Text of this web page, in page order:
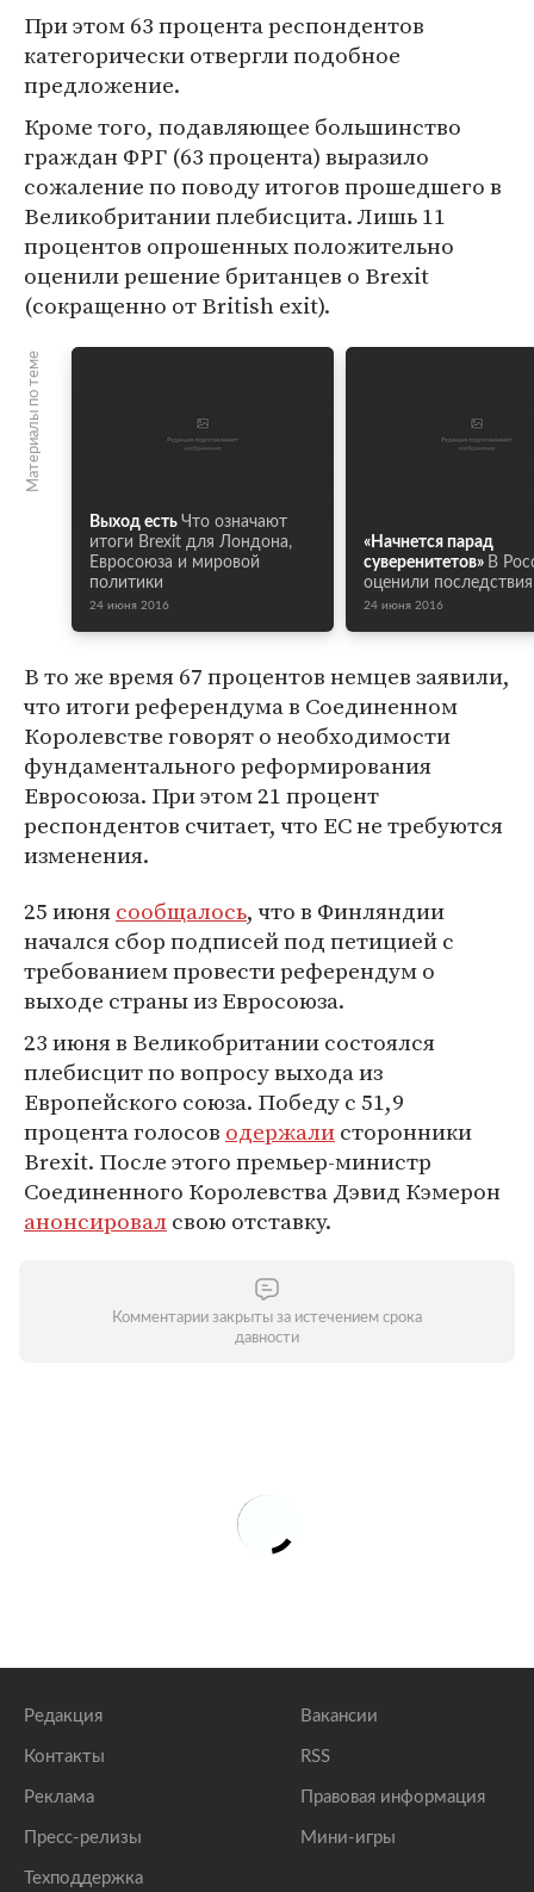
При этом 63 процента респондентов
категорически отвергли подобное
предложение.
Кроме того, подавляющее большинство
граждан ФРГ (63 процента) выразило
сожаление по поводу итогов прошедшего в
Великобритании плебисцита. Лишь 11
процентов опрошенных положительно
оценили решение британцев о Brexit
(сокращенно от British exit).
Материалы по теме
Выход есть Что означают
итоги Brexit для Лондона,
Евросоюза и мировой
политики
24 июня 2016
«Начнется парад
суверенитетов» В
оценили
24 июня 2016
В то же время 67 процентов немцев заявили,
что итоги референдума в Соединенном
Королевстве говорят о необходимости
фундаментального реформирования
Евросоюза. При этом 21 процент
респондентов считает, что ЕС не требуются
изменения.
25 июнясообщалось, что в Финляндии
начался сбор подписей под петицией с
требованием провести референдум о
выходе страны из Евросоюза.
23 июня в Великобритании состоялся
плебисцит по вопросу выхода из
Европейского союза. Победу с 51,9
процента голосов одержалисторонники
Brexit. После этого премьер-министр
Соединенного Королевства Дэвид Кэмерон
анонсировалсвою отставку.
Комментарии закрыты за истечением срока
давности
Редакция
Контакты
Реклама
Пресс-релизы
Техподдержка
Вакансии
RSS
Правовая информация
Мини-игры